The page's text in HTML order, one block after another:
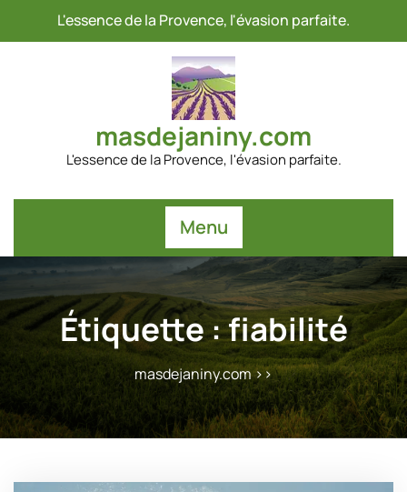
L'essence de la Provence, l'évasion parfaite.
masdejaniny.com
L'essence de la Provence, l'évasion parfaite.
Menu
Étiquette :fiabilité
masdejaniny.com>>